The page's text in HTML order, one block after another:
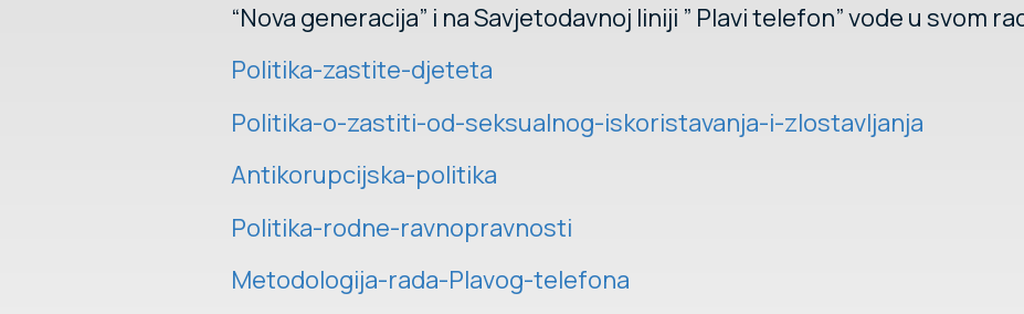
“Nova generacija” i na Savjetodavnoj liniji ” Plavi telefon” vode u svom
Politika-zastite-djeteta
Politika-o-zastiti-od-seksualnog-iskoristavanja-i-zlostavljanja
Antikorupcijska-politika
Politika-rodne-ravnopravnosti
Metodologija-rada-Plavog-telefona